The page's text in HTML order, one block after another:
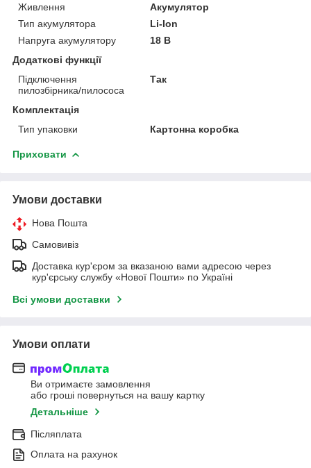
Живлення
Акумулятор
Тип акумулятора
Li-Ion
Напруга акумулятору
18 В
Додаткові функції
Підключення
пилозбірника/пилососа
Так
Комплектація
Тип упаковки
Картонна коробка
Приховати
Умови доставки
Нова Пошта
Самовивіз
Доставка кур'єром за вказаною вами адресою через
кур'єрську службу «Нової Пошти» по Україні
Всі умови доставки
Умови оплати
Ви отримаєте замовлення
або гроші повернуться на вашу картку
Детальніше
Післяплата
Оплата на рахунок